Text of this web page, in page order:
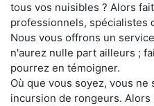
tous vos nuisibles ? Alors
professionnels, spécialistes
Nous vous offrons un
n'aurez nulle part ailleurs ;
pourrez en témoigner.
Où que vous soyez, vous ne
incursion de rongeurs.